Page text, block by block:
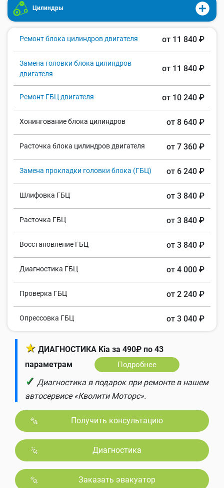
Цилиндры
Ремонт блока цилиндров двигателя от 11 840 ₽
Замена головки блока цилиндров
двигателя
от 11 840 ₽
Ремонт ГБЦ двигателя от 10 240 ₽
Хонингование блока цилиндров от 8 640 ₽
Расточка блока цилиндров двигателя от 7 360 ₽
Замена прокладки головки блока (ГБЦ) от 6 240 ₽
Шлифовка ГБЦ от 3 840 ₽
Расточка ГБЦ от 3 840 ₽
Восстановление ГБЦ от 3 840 ₽
Диагностика ГБЦ от 4 000 ₽
Проверка ГБЦ от 2 240 ₽
Опрессовка ГБЦ от 3 040 ₽
★ ДИАГНОСТИКА Kia за 490₽ по 43
параметрам
Подробнее
✓ Диагностика в подарок при ремонте в нашем
автосервисе «Кволити Моторс».
Получить консультацию
Диагностика
Заказать эвакуатор